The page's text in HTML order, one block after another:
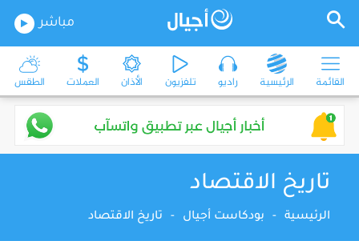
مباشر
القائمة الرئيسية راديو تلفزيون الأذان العملات الطقس
تاريخ الاقتصاد
الرئيسية - بودكاست أجيال - تاريخ الاقتصاد